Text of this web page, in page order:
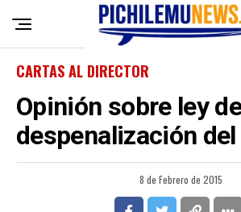
CARTAS AL DIRECTOR
Opinión sobre ley
despenalización
8 de Febrero de 2015